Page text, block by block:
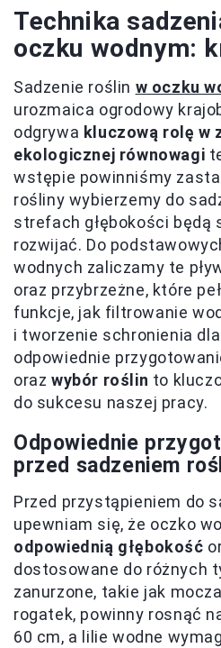
Technika
oczku wodnym:
Sadzenie roślin w oczku
urozmaica ogrodowy
odgrywa kluczową rolę w
ekologicznej równowagi
wstępie powinniśmy
rośliny wybierzemy do
strefach głębokości będą
rozwijać. Do
wodnych zaliczamy te
oraz przybrzeżne, które
funkcje, jak filtrowanie
i tworzenie schronienia
odpowiednie
oraz wybór roślin to
do sukcesu naszej pracy.
Odpowiednie
przed sadzeniem
Przed przystąpieniem do
upewniam się, że oczko
odpowiednią głębokość
dostosowane do różnych
zanurzone, takie jak
rogatek, powinny rosnąć
60 cm, a lilie wodne